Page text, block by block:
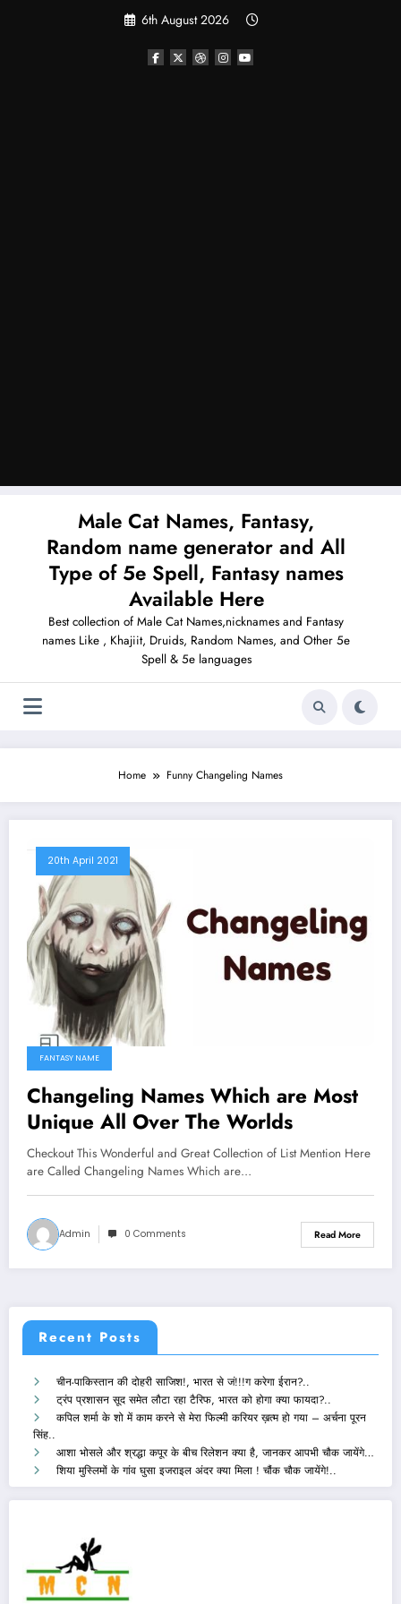
6th August 2026
Male Cat Names, Fantasy,
Random name generator and All
Type of 5e Spell, Fantasy names
Available Here
Best collection of Male Cat Names,nicknames and Fantasy
names Like , Khajiit, Druids, Random Names, and Other 5e
Spell & 5e languages
Home Funny Changeling Names
20th April 2021
FANTASY NAME
Changeling Names Which are Most
Unique All Over The Worlds
Checkout This Wonderful and Great Collection of List Mention Here
are Called Changeling Names Which are…
Admin 0 Comments Read More
Recent Posts
चीन-पाकिस्तान की दोहरी साजिश!, भारत से जं!!!ग करेगा ईरान?..
ट्रंप प्रशासन सूद समेत लौटा रहा टैरिफ, भारत को होगा क्या फायदा?..
कपिल शर्मा के शो में काम करने से मेरा फिल्मी करियर ख़त्म हो गया – अर्चना पूरन
सिंह..
आशा भोसले और श्रद्धा कपूर के बीच रिलेशन क्या है, जानकर आपभी चौक जायेंगे…
शिया मुस्लिमों के गांव घुसा इजराइल अंदर क्या मिला ! चौंक चौक जायेंगे!..